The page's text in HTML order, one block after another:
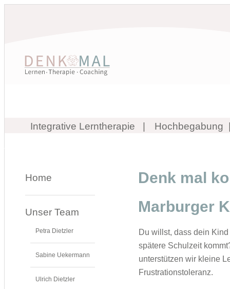
Integrative Lerntherapie Hochbegabung
Home
Unser Team
Petra Dietzler
Sabine Uekermann
Ulrich Dietzler
Denk mal
Marburger
Du willst, dass dein
spätere Schulzeit
unterstützen wir kleine
Frustrationstoleranz.